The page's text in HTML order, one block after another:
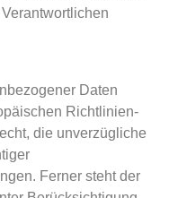
Daten
Richtlinien-
die unverzügliche
Ferner steht der